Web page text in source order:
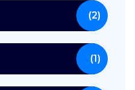
(2)
(1)